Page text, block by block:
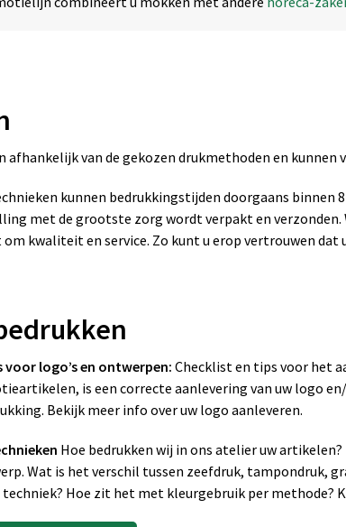
afhankelijk van de gekozen drukmethoden en kunnen
kunnen bedrukkingstijden doorgaans binnen
met de grootste zorg wordt verpakt en
kwaliteit en service. Zo kunt u erop vertrouwen
logo’s en ontwerpen: Checklist en tips voor het
is een correcte aanlevering van uw logo
Bekijk meer info over uw logo aanleveren.
Hoe bedrukken wij in ons atelier uw
Wat is het verschil tussen zeefdruk, tampondruk,
Hoe zit het met kleurgebruik per methode?